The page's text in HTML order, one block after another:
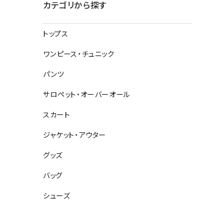
カテゴリから探す
トップス
ワンピース・チュニック
パンツ
サロペット・オーバーオール
スカート
ジャケット・アウター
グッズ
バッグ
シューズ